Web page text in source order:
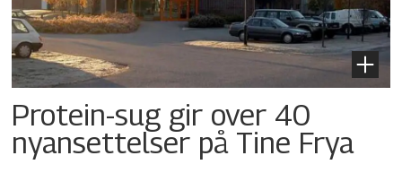
Protein-sug gir over 40
nyansettelser på Tine Frya